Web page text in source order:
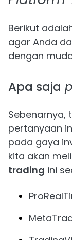
Berikut
agar Anda
dengan
Apa saja
Sebenarnya,
pertanyaan
pada gaya
kita akan
trading ini